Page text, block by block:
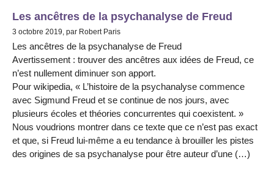
Les ancêtres de la psychanalyse de Freud
3 octobre 2019, par Robert Paris
Les ancêtres de la psychanalyse de Freud
Avertissement : trouver des ancêtres aux idées de Freud, ce
n’est nullement diminuer son apport.
Pour wikipedia, « L’histoire de la psychanalyse commence
avec Sigmund Freud et se continue de nos jours, avec
plusieurs écoles et théories concurrentes qui coexistent. »
Nous voudrions montrer dans ce texte que ce n’est pas exact
et que, si Freud lui-même a eu tendance à brouiller les pistes
des origines de sa psychanalyse pour être auteur d’une (…)